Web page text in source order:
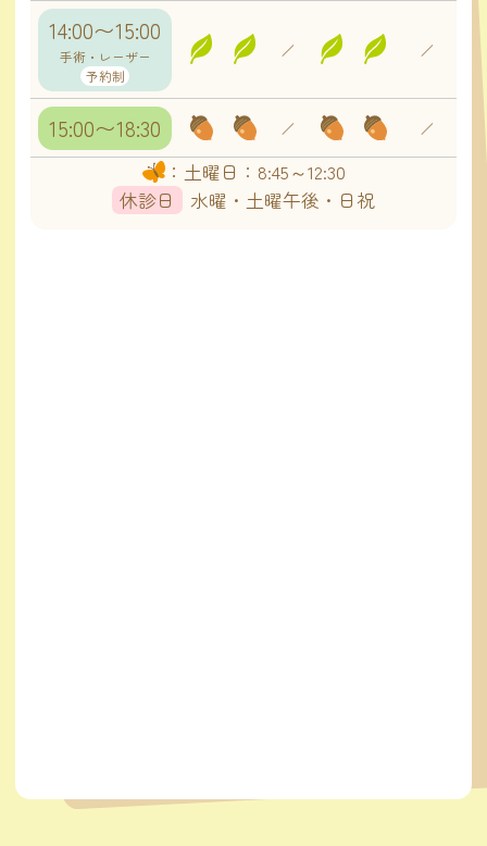
14:00〜15:00
手術・レーザー
予約制
／ ／
15:00〜18:30 ／ ／
：土曜日：8:45～12:30
休診日
水曜・土曜午後・日祝